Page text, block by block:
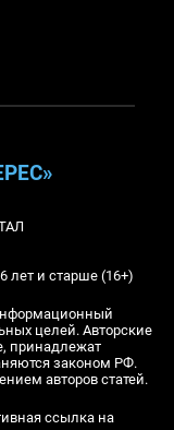
лет и старше (16+)
целей. Авторские
принадлежат
законом РФ.
авторов статей.
ссылка на